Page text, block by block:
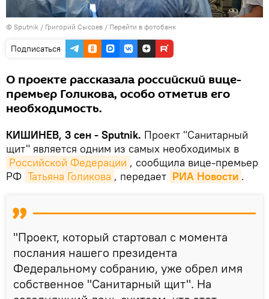
© Sputnik / Григорий Сысоев / Перейти в фотобанк
Подписаться
О проекте рассказала российский вице-
премьер Голикова, особо отметив его
необходимость.
КИШИНЕВ, 3 сен - Sputnik. Проект "Санитарный
щит" является одним из самых необходимых в
Российской Федерации , сообщила вице-премьер
РФ Татьяна Голикова , передает РИА Новости .
"Проект, который стартовал с момента
послания нашего президента
Федеральному собранию, уже обрел имя
собственное "Санитарный щит". На